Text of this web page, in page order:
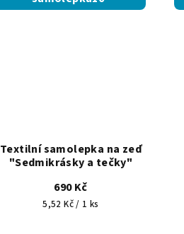
z
Textilní samolepka na zeď
"Sedmikrásky a tečky"
690 Kč
Měrná
5,52 Kč / 1 ks